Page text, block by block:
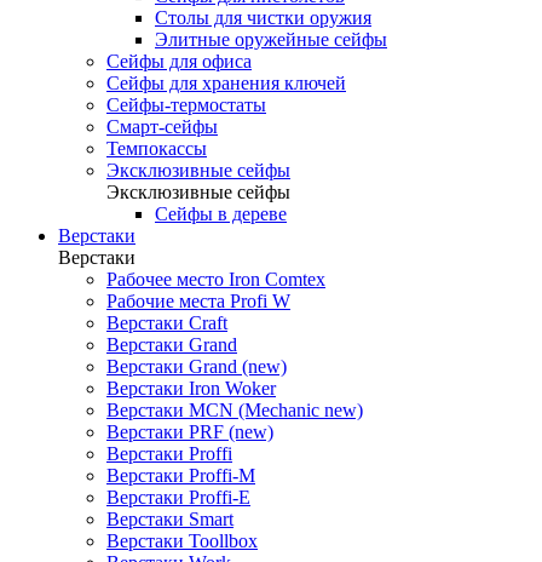
Столы для чистки оружия
Элитные оружейные сейфы
Сейфы для офиса
Сейфы для хранения ключей
Сейфы-термостаты
Смарт-сейфы
Темпокассы
Эксклюзивные сейфы
Эксклюзивные сейфы
Сейфы в дереве
Верстаки
Верстаки
Рабочее место Iron Comtex
Рабочие места Profi W
Верстаки Craft
Верстаки Grand
Верстаки Grand (new)
Верстаки Iron Woker
Верстаки MCN (Mechanic new)
Верстаки PRF (new)
Верстаки Proffi
Верстаки Proffi-M
Верстаки Proffi-Е
Верстаки Smart
Верстаки Toollbox